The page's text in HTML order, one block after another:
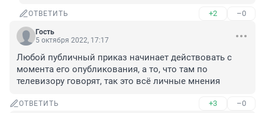
ОТВЕТИТЬ +2 –0
Гость
5 октября 2022, 17:17
Любой публичный приказ начинает действовать с
момента его опубликования, а то, что там по
телевизору говорят, так это всё личные мнения
ОТВЕТИТЬ +3 –0